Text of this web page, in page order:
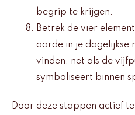
begrip te krijgen.
Betrek de vier
aarde in je dagelijkse
vinden, net als de
symboliseert binnen
Door deze stappen actief